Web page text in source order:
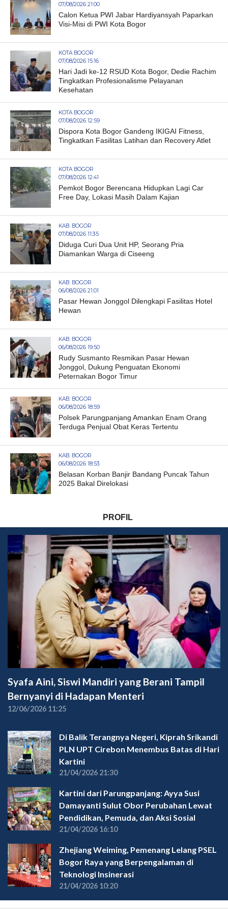
07/08/2026 21:00
Calon Ketua PWI Jabar Hardiyansyah Paparkan
Visi-Misi di PWI Kota Bogor
KOTA BOGOR
07/08/2026 15:16
Hari Jadi ke-12 RSUD Kota Bogor, Dedie Rachim
Tingkatkan Profesionalisme Pelayanan
Kesehatan
KOTA BOGOR
07/08/2026 12:59
Dispora Kota Bogor Gandeng IKIGAI Fitness,
Tingkatkan Fasilitas Latihan dan Recovery Atlet
KOTA BOGOR
07/08/2026 12:41
Pemkot Bogor Berencana Hidupkan Lagi Car
Free Day, Lokasi Masih Dalam Kajian
KAB. BOGOR
07/08/2026 11:35
Diduga Curi Dua Unit HP, Seorang Pria
Diamankan Warga di Ciseeng
KAB. BOGOR
06/08/2026 21:01
Pasar Hewan Jonggol Dilengkapi Fasilitas Hotel
Hewan
KAB. BOGOR
06/08/2026 19:50
Rudy Susmanto Resmikan Pasar Hewan
Jonggol, Dukung Penguatan Ekonomi
Peternakan Bogor Timur
KAB. BOGOR
06/08/2026 18:59
Polsek Parungpanjang Amankan Enam Orang
Terduga Penjual Obat Keras Tertentu
KAB. BOGOR
06/08/2026 18:53
Belasan Korban Banjir Bandang Puncak Tahun
2025 Bakal Direlokasi
PROFIL
Syafa Aini, Siswi Mandiri yang Berani Tampil
Bernyanyi di Hadapan Menteri
12/06/2026 11:25
Di Balik Terangnya Negeri, Kiprah Srikandi
PLN UPT Cirebon Menembus Batas di Hari
Kartini
21/04/2026 21:30
Kartini dari Parungpanjang: Ayya Susi
Damayanti Sulut Obor Perubahan Lewat
Pendidikan, Pemuda, dan Aksi Sosial
21/04/2026 16:10
Zhejiang Weiming, Pemenang Lelang PSEL
Bogor Raya yang Berpengalaman di
Teknologi Insinerasi
21/04/2026 10:20